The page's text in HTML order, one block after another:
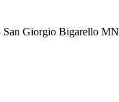
Giorgio Bigarello MN